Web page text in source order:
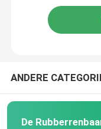
Gras van het
Het acrylsporten
Kunstmatige
ANDERE
De